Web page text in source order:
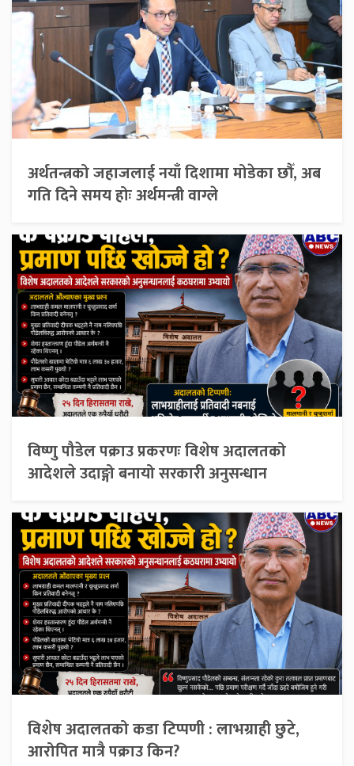
अर्थतन्त्रको जहाजलाई नयाँ दिशामा मोडेका छौँ, अब
गति दिने समय होः अर्थमन्त्री वाग्ले
विष्णु पौडेल पक्राउ प्रकरणः विशेष अदालतको
आदेशले उदाङ्गो बनायो सरकारी अनुसन्धान
विशेष अदालतको कडा टिप्पणी : लाभग्राही छुटे,
आरोपित मात्रै पक्राउ किन?